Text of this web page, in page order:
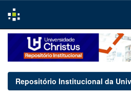
navigation
Repositório Institucional da